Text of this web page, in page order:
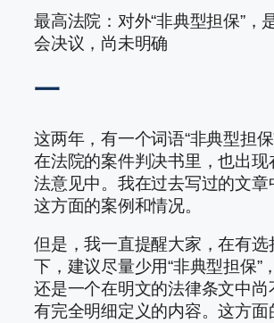
最高法院：对外“非典型担保”，
会决议，尚未明确
一
这两年，有一个词语“非典型担
在法院的案件判决书里，也出现
法意见中。我在过去写过的文章
这方面的案例和情况。
但是，我一直提醒大家，在有选
下，建议尽量少用“非典型担保”
还是一个在明文的法律条文中尚
有完全明细定义的内容。这方面